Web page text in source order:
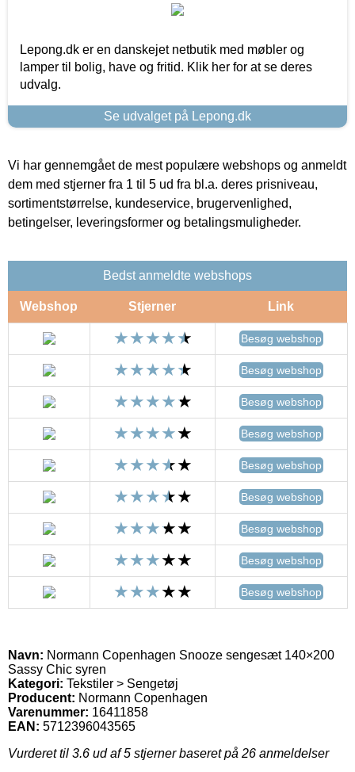
Lepong.dk er en danskejet netbutik med møbler og
lamper til bolig, have og fritid. Klik her for at se deres
udvalg.
Se udvalget på Lepong.dk
Vi har gennemgået de mest populære webshops og anmeldt
dem med stjerner fra 1 til 5 ud fra bl.a. deres prisniveau,
sortimentstørrelse, kundeservice, brugervenlighed,
betingelser, leveringsformer og betalingsmuligheder.
Bedst anmeldte webshops
Webshop Stjerner Link
Besøg webshop
Besøg webshop
Besøg webshop
Besøg webshop
Besøg webshop
Besøg webshop
Besøg webshop
Besøg webshop
Besøg webshop
Navn: Normann Copenhagen Snooze sengesæt 140×200
Sassy Chic syren
Kategori: Tekstiler > Sengetøj
Producent: Normann Copenhagen
Varenummer: 16411858
EAN: 5712396043565
Vurderet til 3.6 ud af 5 stjerner baseret på 26 anmeldelser